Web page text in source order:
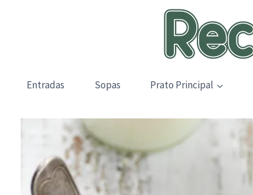
Entradas Sopas Prato Principal